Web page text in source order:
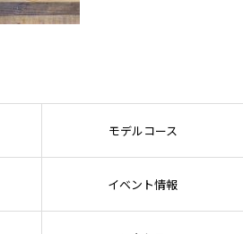
モデルコース
イベント情報